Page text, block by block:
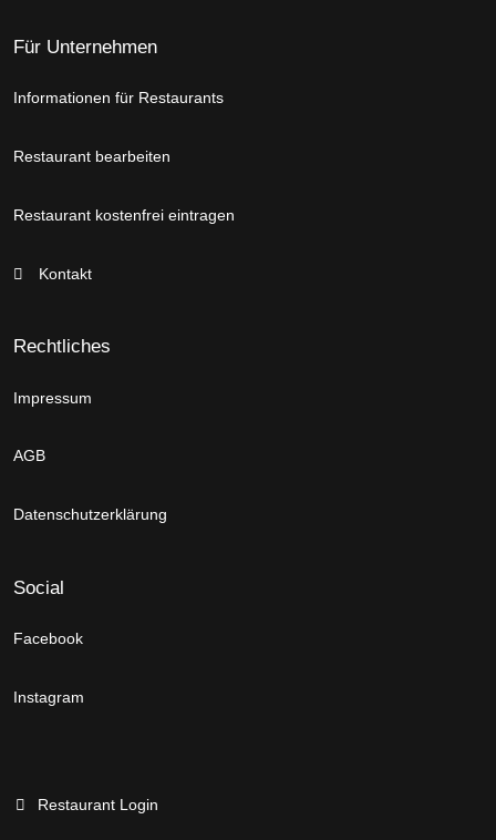
Für Unternehmen
Informationen für Restaurants
Restaurant bearbeiten
Restaurant kostenfrei eintragen
Kontakt
Rechtliches
Impressum
AGB
Datenschutzerklärung
Social
Facebook
Instagram
Restaurant Login